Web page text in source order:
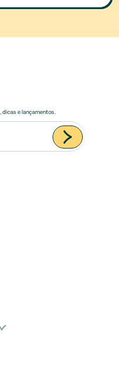
dicas e lançamentos.